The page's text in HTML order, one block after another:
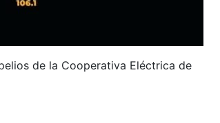
de la Cooperativa Eléctrica de